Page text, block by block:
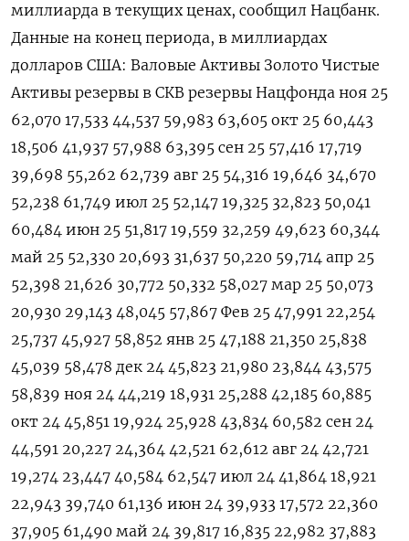
миллиарда в текущих ценах, сообщил Нацбанк.
Данные на конец периода, в миллиардах
долларов США: Валовые Активы Золото Чистые
Активы резервы в СКВ резервы Нацфонда ноя 25
62,070 17,533 44,537 59,983 63,605 окт 25 60,443
18,506 41,937 57,988 63,395 сен 25 57,416 17,719
39,698 55,262 62,739 авг 25 54,316 19,646 34,670
52,238 61,749 июл 25 52,147 19,325 32,823 50,041
60,484 июн 25 51,817 19,559 32,259 49,623 60,344
май 25 52,330 20,693 31,637 50,220 59,714 апр 25
52,398 21,626 30,772 50,332 58,027 мар 25 50,073
20,930 29,143 48,045 57,867 Фев 25 47,991 22,254
25,737 45,927 58,852 янв 25 47,188 21,350 25,838
45,039 58,478 дек 24 45,823 21,980 23,844 43,575
58,839 ноя 24 44,219 18,931 25,288 42,185 60,885
окт 24 45,851 19,924 25,928 43,834 60,582 сен 24
44,591 20,227 24,364 42,521 62,612 авг 24 42,721
19,274 23,447 40,584 62,547 июл 24 41,864 18,921
22,943 39,740 61,136 июн 24 39,933 17,572 22,360
37,905 61,490 май 24 39,817 16,835 22,982 37,883